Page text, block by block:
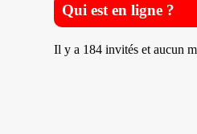
Qui est en ligne ?
Il y a 184 invités et aucun